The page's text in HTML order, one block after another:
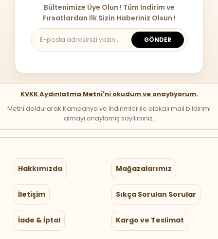
Bültenimize Üye Olun ! Tüm İndirim ve
Fırsatlardan İlk Sizin Haberiniz Olsun !
GÖNDER
KVKK Aydınlatma Metni'ni okudum ve onaylıyorum.
Metni doldurarak Kampanya ve İndirimler ile alakalı mail bildirimi
almayı onaylamış sayılırsınız.
Hakkımızda Mağazalarımız
İletişim Sıkça Sorulan Sorular
İade & İptal Kargo ve Teslimat